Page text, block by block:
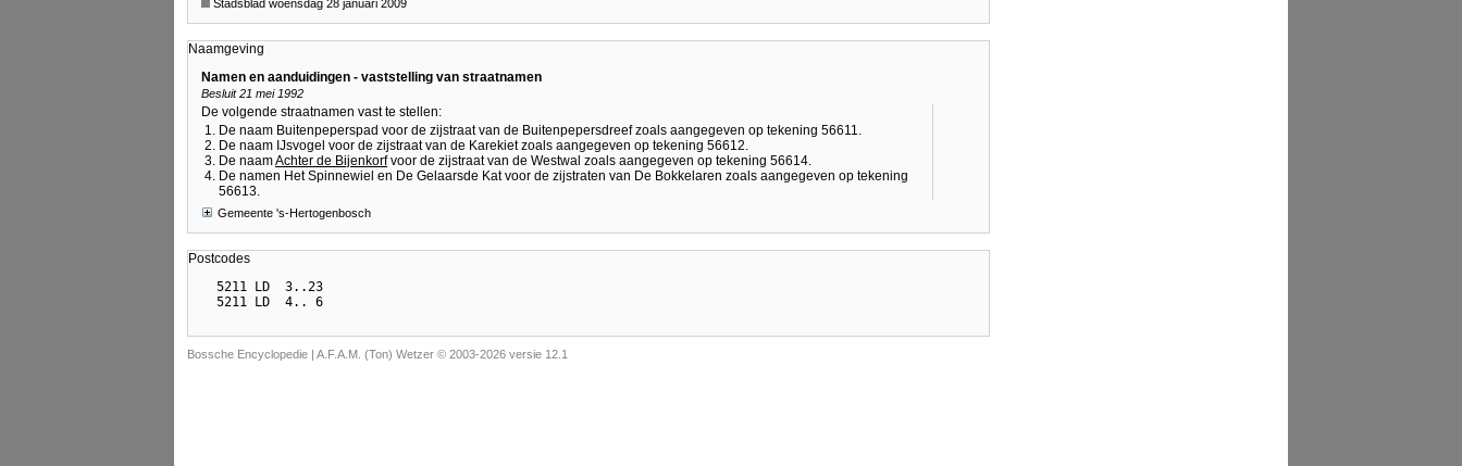
Stadsblad woensdag 28 januari 2009
Naamgeving
Namen en aanduidingen - vaststelling van straatnamen
Besluit 21 mei 1992
De volgende straatnamen vast te stellen:
De naam Buitenpeperspad voor de zijstraat van de Buitenpepersdreef zoals aangegeven op tekening 56611.
De naam IJsvogel voor de zijstraat van de Karekiet zoals aangegeven op tekening 56612.
De naamAchter de Bijenkorfvoor de zijstraat van de Westwal zoals aangegeven op tekening 56614.
De namen Het Spinnewiel en De Gelaarsde Kat voor de zijstraten van De Bokkelaren zoals aangegeven op tekening
56613.
Gemeente 's-Hertogenbosch
Postcodes
  5211 LD  3..23
Bossche Encyclopedie | A.F.A.M. (Ton) Wetzer © 2003-2026 versie 12.1